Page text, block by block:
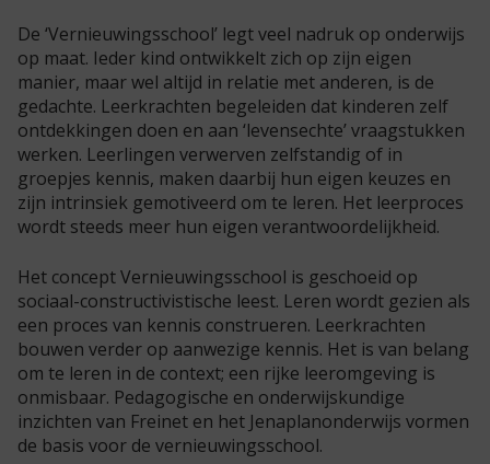
De ‘Vernieuwingsschool’ legt veel nadruk op onderwijs
op maat. Ieder kind ontwikkelt zich op zijn eigen
manier, maar wel altijd in relatie met anderen, is de
gedachte. Leerkrachten begeleiden dat kinderen zelf
ontdekkingen doen en aan ‘levensechte’ vraagstukken
werken. Leerlingen verwerven zelfstandig of in
groepjes kennis, maken daarbij hun eigen keuzes en
zijn intrinsiek gemotiveerd om te leren. Het leerproces
wordt steeds meer hun eigen verantwoordelijkheid.
Het concept Vernieuwingsschool is geschoeid op
sociaal-constructivistische leest. Leren wordt gezien als
een proces van kennis construeren. Leerkrachten
bouwen verder op aanwezige kennis. Het is van belang
om te leren in de context; een rijke leeromgeving is
onmisbaar. Pedagogische en onderwijskundige
inzichten van Freinet en het Jenaplanonderwijs vormen
de basis voor de vernieuwingsschool.